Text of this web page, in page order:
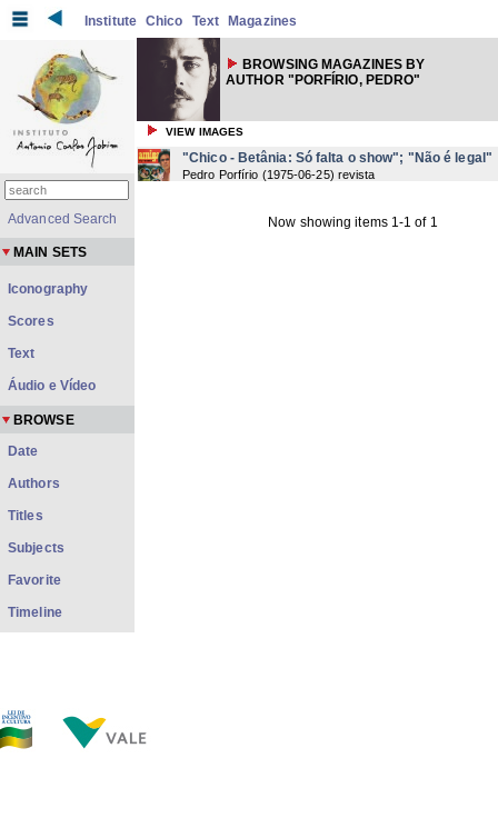
Institute Chico Text Magazines
BROWSING MAGAZINES BY
AUTHOR "PORFÍRIO, PEDRO"
VIEW IMAGES
"Chico - Betânia: Só falta o show"; "Não é legal"
Pedro Porfírio (1975-06-25) revista
Now showing items 1-1 of 1
Advanced Search
MAIN SETS
Iconography
Scores
Text
Áudio e Vídeo
BROWSE
Date
Authors
Titles
Subjects
Favorite
Timeline